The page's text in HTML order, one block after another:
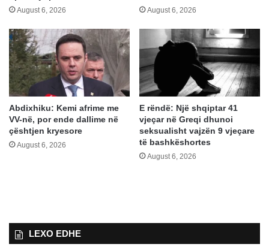
August 6, 2026 August 6, 2026
Abdixhiku: Kemi afrime me
VV-në, por ende dallime në
çështjen kryesore
August 6, 2026
E rëndë: Një shqiptar 41
vjeçar në Greqi dhunoi
seksualisht vajzën 9 vjeçare
të bashkëshortes
August 6, 2026
LEXO EDHE